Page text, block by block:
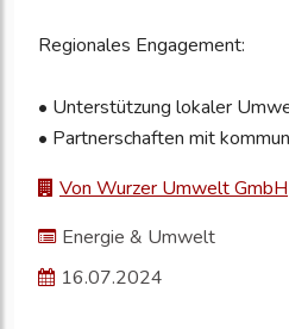
Regionales Engagement:
• Unterstützung lokaler
• Partnerschaften mit
Von Wurzer Umwelt GmbH
Energie & Umwelt
16.07.2024